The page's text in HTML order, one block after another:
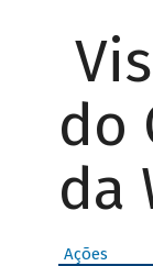
do
da
Ações